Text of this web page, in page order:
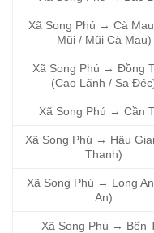
Xã Song Phú → Cà
Mũi / Mũi Cà Mau)
Xã Song Phú → Đồng
(Cao Lãnh / Sa
Xã Song Phú → Cần
Xã Song Phú → Hậu
Thanh)
Xã Song Phú → Long
An)
Xã Song Phú → Bến